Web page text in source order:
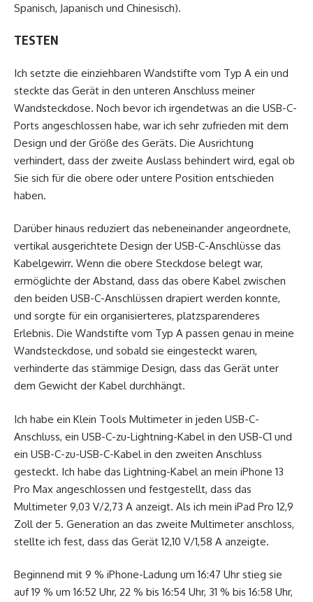
Spanisch, Japanisch und Chinesisch).
TESTEN
Ich setzte die einziehbaren Wandstifte vom Typ A ein und
steckte das Gerät in den unteren Anschluss meiner
Wandsteckdose. Noch bevor ich irgendetwas an die USB-C-
Ports angeschlossen habe, war ich sehr zufrieden mit dem
Design und der Größe des Geräts. Die Ausrichtung
verhindert, dass der zweite Auslass behindert wird, egal ob
Sie sich für die obere oder untere Position entschieden
haben.
Darüber hinaus reduziert das nebeneinander angeordnete,
vertikal ausgerichtete Design der USB-C-Anschlüsse das
Kabelgewirr. Wenn die obere Steckdose belegt war,
ermöglichte der Abstand, dass das obere Kabel zwischen
den beiden USB-C-Anschlüssen drapiert werden konnte,
und sorgte für ein organisierteres, platzsparenderes
Erlebnis. Die Wandstifte vom Typ A passen genau in meine
Wandsteckdose, und sobald sie eingesteckt waren,
verhinderte das stämmige Design, dass das Gerät unter
dem Gewicht der Kabel durchhängt.
Ich habe ein Klein Tools Multimeter in jeden USB-C-
Anschluss, ein USB-C-zu-Lightning-Kabel in den USB-C1 und
ein USB-C-zu-USB-C-Kabel in den zweiten Anschluss
gesteckt. Ich habe das Lightning-Kabel an mein iPhone 13
Pro Max angeschlossen und festgestellt, dass das
Multimeter 9,03 V/2,73 A anzeigt. Als ich mein iPad Pro 12,9
Zoll der 5. Generation an das zweite Multimeter anschloss,
stellte ich fest, dass das Gerät 12,10 V/1,58 A anzeigte.
Beginnend mit 9 % iPhone-Ladung um 16:47 Uhr stieg sie
auf 19 % um 16:52 Uhr, 22 % bis 16:54 Uhr, 31 % bis 16:58 Uhr,